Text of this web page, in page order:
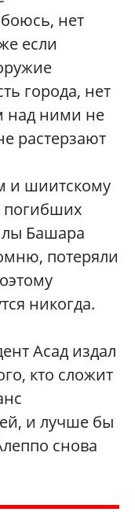
нет
если
города, нет
над ними не
растерзают
и шиитскому
погибших
Башара
потеряли
никогда.
Асад издал
кто сложит
и лучше бы
снова